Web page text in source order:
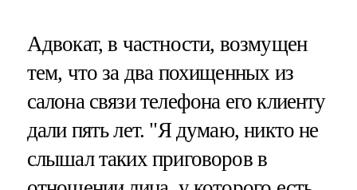
Адвокат, в частности, возмущен
тем, что за два похищенных из
салона связи телефона его клиенту
дали пять лет. "Я думаю, никто не
слышал таких приговоров в